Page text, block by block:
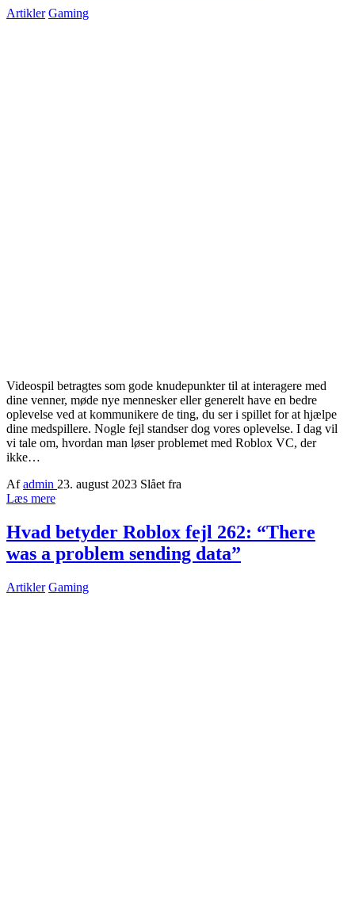
Artikler Gaming
Videospil betragtes som gode knudepunkter til at interagere med
dine venner, møde nye mennesker eller generelt have en bedre
oplevelse ved at kommunikere de ting, du ser i spillet for at hjælpe
dine medspillere. Nogle fejl standser dog vores oplevelse. I dag vil
vi tale om, hvordan man løser problemet med Roblox VC, der
ikke…
Af admin 23. august 2023 Slået fra
Læs mere
Hvad betyder Roblox fejl 262: “There
was a problem sending data”
Artikler Gaming